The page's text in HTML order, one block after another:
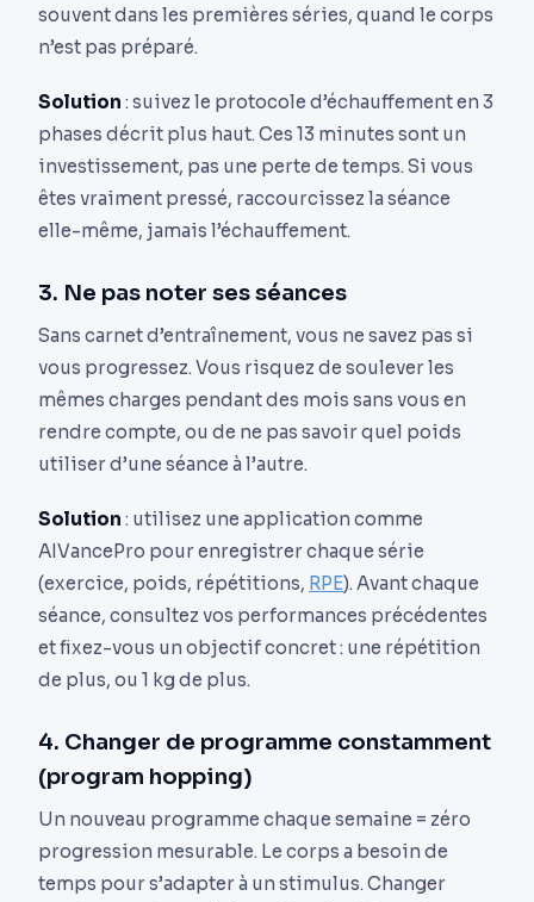
souvent dans les premières séries, quand le corps
n’est pas préparé.
Solution : suivez le protocole d’échauffement en 3
phases décrit plus haut. Ces 13 minutes sont un
investissement, pas une perte de temps. Si vous
êtes vraiment pressé, raccourcissez la séance
elle-même, jamais l’échauffement.
3. Ne pas noter ses séances
Sans carnet d’entraînement, vous ne savez pas si
vous progressez. Vous risquez de soulever les
mêmes charges pendant des mois sans vous en
rendre compte, ou de ne pas savoir quel poids
utiliser d’une séance à l’autre.
Solution : utilisez une application comme
AIVancePro pour enregistrer chaque série
(exercice, poids, répétitions, RPE). Avant chaque
séance, consultez vos performances précédentes
et fixez-vous un objectif concret : une répétition
de plus, ou 1 kg de plus.
4. Changer de programme constamment
(program hopping)
Un nouveau programme chaque semaine = zéro
progression mesurable. Le corps a besoin de
temps pour s’adapter à un stimulus. Changer